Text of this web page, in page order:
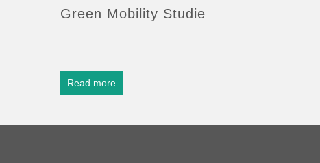
Green Mobility Studie
Read more